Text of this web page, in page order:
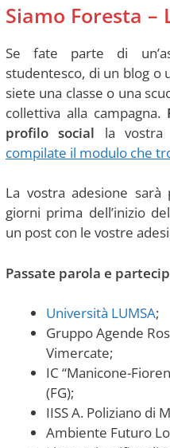
Siamo Foresta –
Se fate parte di
studentesco, di un blog o
siete una classe o una
collettiva alla campagna.
profilo social la vostra
compilate il modulo che
La vostra adesione
giorni prima dell’inizio
un post con le vostre
Passate parola e
Università LUMSA;
Gruppo Agende
Vimercate;
IC “Manicone-
(FG);
IISS A. Poliziano di
Ambiente Futuro